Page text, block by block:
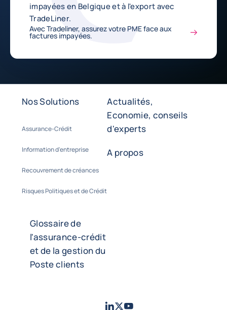
impayées en Belgique et à l'export avec
TradeLiner.
Avec Tradeliner, assurez votre PME face aux
factures impayées.
Nos Solutions
Assurance-Crédit
Information d'entreprise
Recouvrement de créances
Risques Politiques et de Crédit
Actualités,
Economie, conseils
d'experts
A propos
Glossaire de
l'assurance-crédit
et de la gestion du
Poste clients
LinkedIn
TwitterYoutube